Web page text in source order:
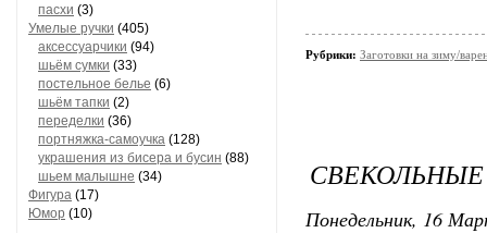
пасхи (3)
Умелые ручки (405)
аксессуарчики (94)
шьём сумки (33)
постельное белье (6)
шьём тапки (2)
переделки (36)
портняжка-самоучка (128)
украшения из бисера и бусин (88)
шьем малышне (34)
Фигура (17)
Юмор (10)
Рубрики: Заготовки на зиму/
Понедельник, 16